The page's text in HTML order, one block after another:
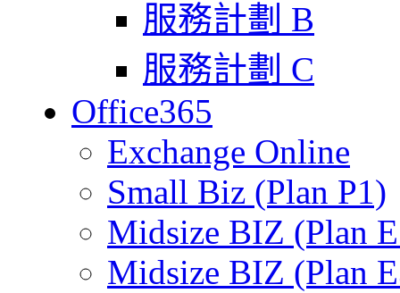
服務計劃 B
服務計劃 C
Office365
Exchange Online
Small Biz (Plan P1)
Midsize BIZ (Plan
Midsize BIZ (Plan